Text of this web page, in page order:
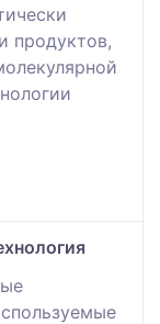
продуктов,